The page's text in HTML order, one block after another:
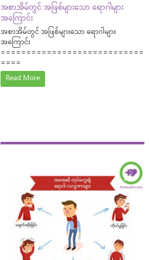
အစာအိမ်တွင် အဖြစ်များသော ရောဂါများ
အကြောင်း
အစာအိမ်တွင် အဖြစ်များသော ရောဂါများ
အကြောင်း
============================
====
Read More